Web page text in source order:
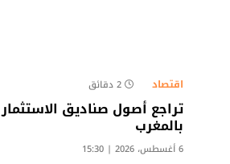
اقتصاد 2 دقائق
تراجع أصول صناديق الاستثمار
بالمغرب
6 أغسطس، 2026 | 15:30